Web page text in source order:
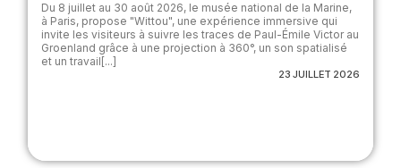
Du 8 juillet au 30 août 2026, le musée national de la Marine,
à Paris, propose "Wittou", une expérience immersive qui
invite les visiteurs à suivre les traces de Paul-Émile Victor au
Groenland grâce à une projection à 360°, un son spatialisé
et un travail[...]
23 JUILLET 2026